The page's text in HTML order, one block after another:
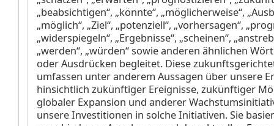
„beabsichtigen“, „könnte“, „möglicherweise“,
„möglich“, „Ziel“, „potenziell“, „vorhersagen“,
„widerspiegeln“, „Ergebnisse“, „scheinen“,
„werden“, „würden“ sowie anderen ähnlichen
oder Ausdrücken begleitet. Diese
umfassen unter anderem Aussagen über unsere
hinsichtlich zukünftiger Ereignisse, zukünftiger
globaler Expansion und anderer
unsere Investitionen in solche Initiativen. Sie